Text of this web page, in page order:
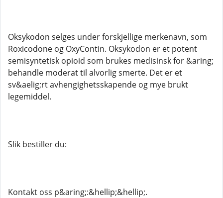
Oksykodon selges under forskjellige merkenavn, som
Roxicodone og OxyContin. Oksykodon er et potent
semisyntetisk opioid som brukes medisinsk for &aring;
behandle moderat til alvorlig smerte. Det er et
sv&aelig;rt avhengighetsskapende og mye brukt
legemiddel.
Slik bestiller du:
Kontakt oss p&aring;:&hellip;&hellip;.